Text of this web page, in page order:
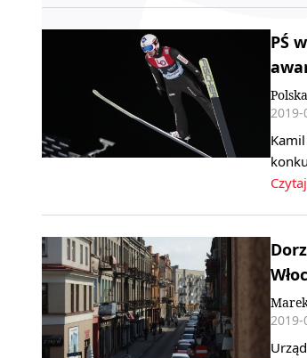
PŚ
2019-
2019-